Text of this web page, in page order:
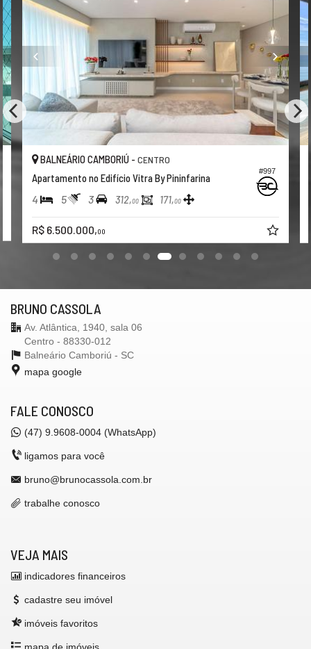
#997
BALNEÁRIO CAMBORIÚ - CENTRO
Apartamento no Edifício Vitra By Pininfarina
4 5 3 312,00 171,00
R$ 6.500.000,00
BRUNO CASSOLA
Av. Atlântica, 1940, sala 06
Centro - 88330-012
Balneário Camboriú - SC
mapa google
FALE CONOSCO
(47) 9.9608-0004 (WhatsApp)
ligamos para você
bruno@brunocassola.com.br
trabalhe conosco
VEJA MAIS
indicadores financeiros
cadastre seu imóvel
imóveis favoritos